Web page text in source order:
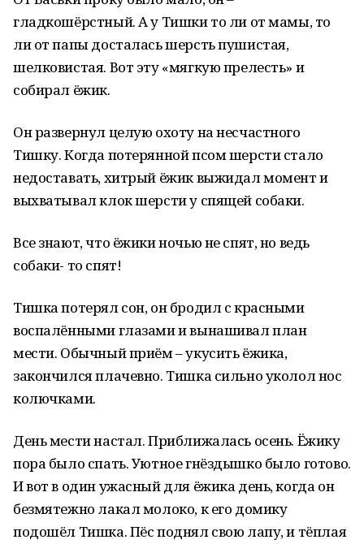
гладкошёрстный. А у Тишки то ли от мамы, то
ли от папы досталась шерсть пушистая,
шелковистая. Вот эту «мягкую прелесть» и
собирал ёжик.
Он развернул целую охоту на несчастного
Тишку. Когда потерянной псом шерсти стало
недоставать, хитрый ёжик выжидал момент и
выхватывал клок шерсти у спящей собаки.
Все знают, что ёжики ночью не спят, но ведь
собаки- то спят!
Тишка потерял сон, он бродил с красными
воспалёнными глазами и вынашивал план
мести. Обычный приём – укусить ёжика,
закончился плачевно. Тишка сильно уколол нос
колючками.
День мести настал. Приближалась осень. Ёжику
пора было спать. Уютное гнёздышко было готово.
И вот в один ужасный для ёжика день, когда он
безмятежно лакал молоко, к его домику
подошёл Тишка. Пёс поднял свою лапу, и тёплая